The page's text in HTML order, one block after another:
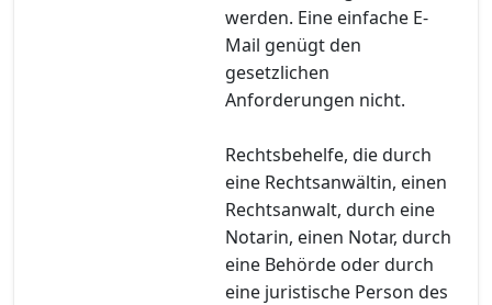
werden. Eine einfache E-
Mail genügt den
gesetzlichen
Anforderungen nicht.
Rechtsbehelfe, die durch
eine Rechtsanwältin, einen
Rechtsanwalt, durch eine
Notarin, einen Notar, durch
eine Behörde oder durch
eine juristische Person des